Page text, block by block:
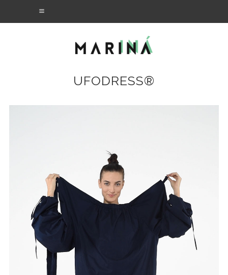
UFODRESS®